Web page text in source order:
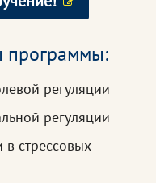
программы:
регуляции
регуляции
стрессовых